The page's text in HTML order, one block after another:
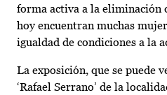
forma activa a la eliminación
hoy encuentran muchas
igualdad de condiciones a la
La exposición, que se puede
‘Rafael Serrano’ de la